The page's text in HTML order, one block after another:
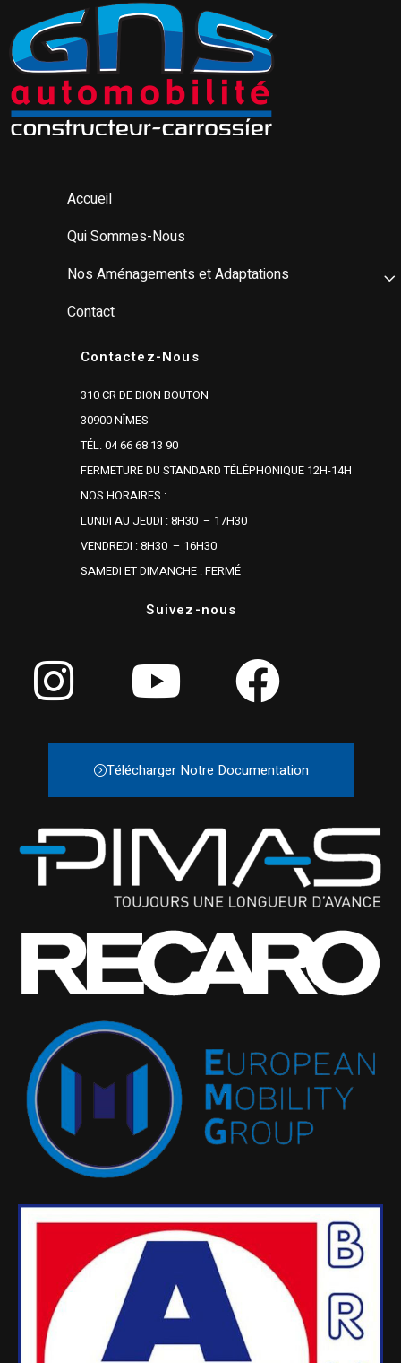
Accueil
Qui Sommes-Nous
Nos Aménagements et Adaptations
Contact
Contactez-Nous
310 CR DE DION BOUTON
30900 NÎMES
TÉL. 04 66 68 13 90
FERMETURE DU STANDARD TÉLÉPHONIQUE 12H-14H
NOS HORAIRES :
LUNDI AU JEUDI : 8H30 – 17H30
VENDREDI : 8H30 – 16H30
SAMEDI ET DIMANCHE : FERMÉ
Suivez-nous
Télécharger Notre Documentation